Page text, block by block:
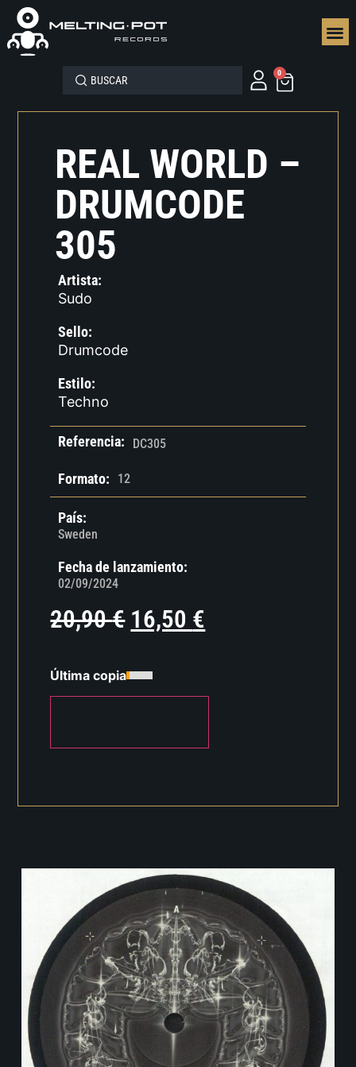
0
REAL WORLD –
DRUMCODE
305
Artista:
Sudo
Sello:
Drumcode
Estilo:
Techno
Referencia: DC305
Formato: 12
País:
Sweden
Fecha de lanzamiento:
02/09/2024
20,90€ 16,50 €
Última copia